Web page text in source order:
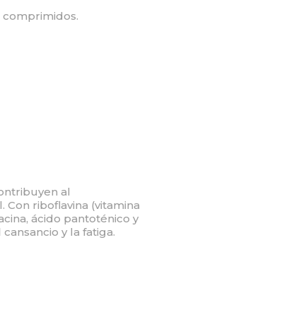
comprimidos.
al
riboflavina (vitamina
ácido pantoténico y
y la fatiga.